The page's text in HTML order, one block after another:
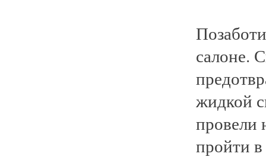
салоне.
жидкой
провели
пройти